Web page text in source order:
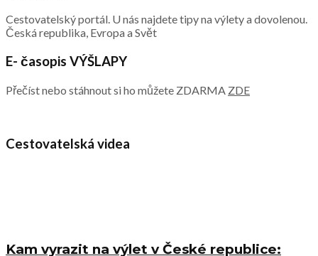
Cestovatelský portál. U nás najdete tipy na výlety a dovolenou.
Česká republika, Evropa a Svět
E- časopis VÝŠLAPY
Přečíst nebo stáhnout si ho můžete ZDARMA ZDE
Cestovatelská videa
Kam vyrazit na výlet v České republice: